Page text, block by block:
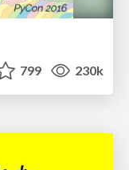
799 230k